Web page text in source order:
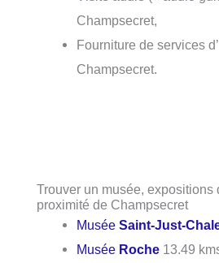
Champsecret,
Fourniture de services
Champsecret.
Trouver un musée, expositions
proximité de Champsecret
MuséeSaint-Just-
Musée Roche 13.49